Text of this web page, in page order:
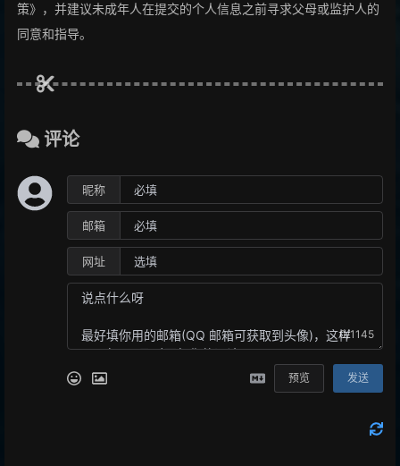
策》，并建议未成年人在提交的个人信息之前寻求父母或监护人的
同意和指导。
评论
昵称
邮箱
网址
0/1145
预览 发送